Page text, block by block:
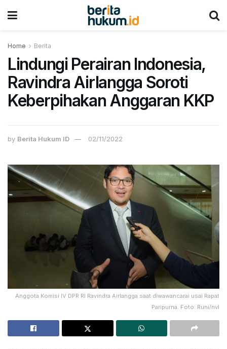
Home Berita
Lindungi Perairan Indonesia,
Ravindra Airlangga Soroti
Keberpihakan Anggaran KKP
by Berita Hukum ID 02/11/2022
Anggota Komisi IV DPR RI Ravindra Airlangga saat diwawancarai usai Rapat
Paripurna. Foto: Runi/nvl